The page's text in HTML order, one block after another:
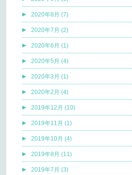
2020年8月 (7)
2020年7月 (2)
2020年6月 (1)
2020年5月 (4)
2020年3月 (1)
2020年2月 (4)
2019年12月 (10)
2019年11月 (1)
2019年10月 (4)
2019年8月 (11)
2019年7月 (3)